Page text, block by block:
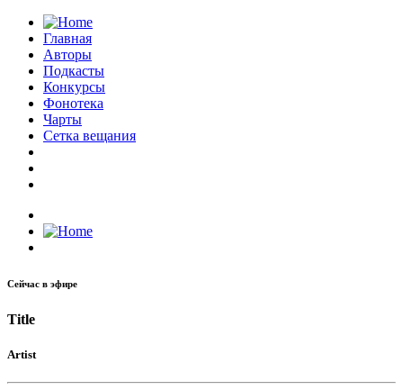
Главная
Авторы
Подкасты
Конкурсы
Фонотека
Чарты
Сетка вещания
Сейчас в эфире
Title
Artist